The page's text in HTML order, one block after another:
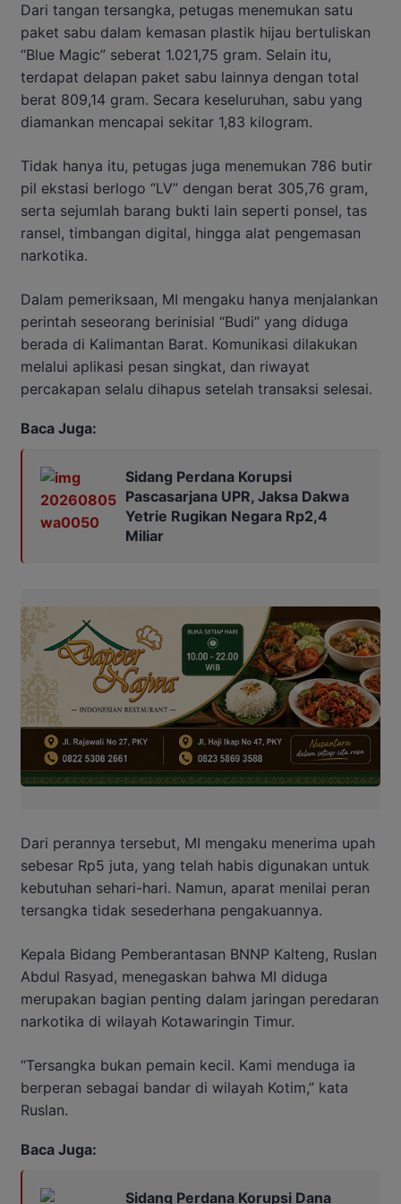
Dari tangan tersangka, petugas menemukan satu
paket sabu dalam kemasan plastik hijau bertuliskan
“Blue Magic” seberat 1.021,75 gram. Selain itu,
terdapat delapan paket sabu lainnya dengan total
berat 809,14 gram. Secara keseluruhan, sabu yang
diamankan mencapai sekitar 1,83 kilogram.
Tidak hanya itu, petugas juga menemukan 786 butir
pil ekstasi berlogo “LV” dengan berat 305,76 gram,
serta sejumlah barang bukti lain seperti ponsel, tas
ransel, timbangan digital, hingga alat pengemasan
narkotika.
Dalam pemeriksaan, MI mengaku hanya menjalankan
perintah seseorang berinisial “Budi” yang diduga
berada di Kalimantan Barat. Komunikasi dilakukan
melalui aplikasi pesan singkat, dan riwayat
percakapan selalu dihapus setelah transaksi selesai.
Baca Juga:
Sidang Perdana Korupsi
Pascasarjana UPR, Jaksa Dakwa
Yetrie Rugikan Negara Rp2,4
Miliar
Dari perannya tersebut, MI mengaku menerima upah
sebesar Rp5 juta, yang telah habis digunakan untuk
kebutuhan sehari-hari. Namun, aparat menilai peran
tersangka tidak sesederhana pengakuannya.
Kepala Bidang Pemberantasan BNNP Kalteng, Ruslan
Abdul Rasyad, menegaskan bahwa MI diduga
merupakan bagian penting dalam jaringan peredaran
narkotika di wilayah Kotawaringin Timur.
“Tersangka bukan pemain kecil. Kami menduga ia
berperan sebagai bandar di wilayah Kotim,” kata
Ruslan.
Baca Juga:
Sidang Perdana Korupsi Dana